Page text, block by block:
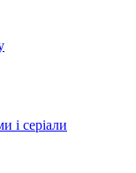
і серіали